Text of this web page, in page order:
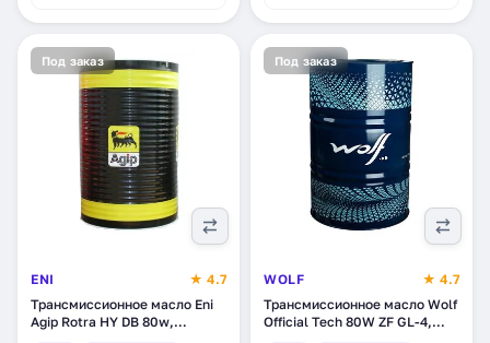
Под заказ
ENI
★ 4.7
Трансмиссионное масло Eni
Agip Rotra HY DB 80w,
Под заказ
WOLF
★ 4.7
Трансмиссионное масло Wolf
Official Tech 80W ZF GL-4,